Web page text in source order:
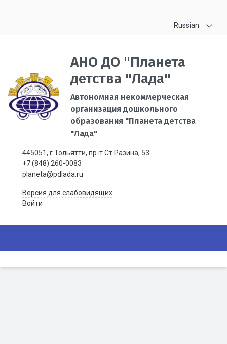
Russian
АНО ДО "Планета
детства "Лада"
Автономная некоммерческая
организация дошкольного
образования "Планета детства
"Лада"
445051, г.Тольятти, пр-т Ст.Разина, 53
+7 (848) 260-0083
planeta@pdlada.ru
Версия для слабовидящих
Войти